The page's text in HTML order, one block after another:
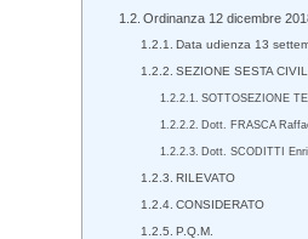
Ordinanza 12 dicembre
Data udienza 13
SEZIONE SESTA
SOTTOSEZIONE
Dott. FRASCA
Dott. SCODITTI
RILEVATO
CONSIDERATO
P.Q.M.